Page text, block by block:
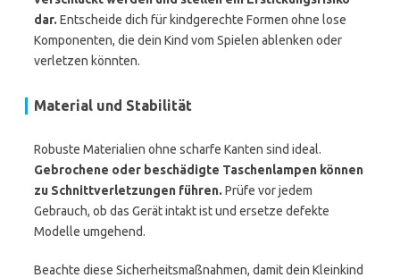
dar. Entscheide dich für kindgerechte Formen ohne lose
Komponenten, die dein Kind vom Spielen ablenken oder
verletzen könnten.
Material und Stabilität
Robuste Materialien ohne scharfe Kanten sind ideal.
Gebrochene oder beschädigte Taschenlampen können
zu Schnittverletzungen führen. Prüfe vor jedem
Gebrauch, ob das Gerät intakt ist und ersetze defekte
Modelle umgehend.
Beachte diese Sicherheitsmaßnahmen, damit dein Kleinkind